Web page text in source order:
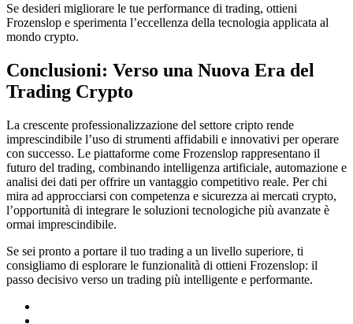
Se desideri migliorare le tue performance di trading, ottieni
Frozenslop e sperimenta l’eccellenza della tecnologia applicata al
mondo crypto.
Conclusioni: Verso una Nuova Era del
Trading Crypto
La crescente professionalizzazione del settore cripto rende
imprescindibile l’uso di strumenti affidabili e innovativi per operare
con successo. Le piattaforme come Frozenslop rappresentano il
futuro del trading, combinando intelligenza artificiale, automazione e
analisi dei dati per offrire un vantaggio competitivo reale. Per chi
mira ad approcciarsi con competenza e sicurezza ai mercati crypto,
l’opportunità di integrare le soluzioni tecnologiche più avanzate è
ormai imprescindibile.
Se sei pronto a portare il tuo trading a un livello superiore, ti
consigliamo di esplorare le funzionalità di ottieni Frozenslop: il
passo decisivo verso un trading più intelligente e performante.